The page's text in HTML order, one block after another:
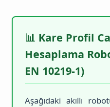
📊 Kare Profil
Hesaplama
EN 10219-1)
Aşağıdaki akıllı